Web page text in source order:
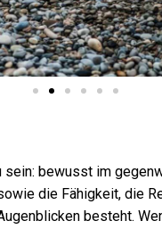
bewusst im
die Fähigkeit, die
besteht.